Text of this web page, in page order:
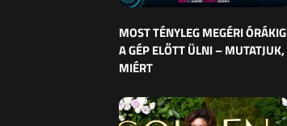
MOST TÉNYLEG MEGÉRI ÓRÁKIG
A GÉP ELŐTT ÜLNI – MUTATJUK,
MIÉRT